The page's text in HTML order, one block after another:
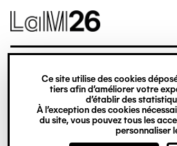
Gestion des cookies
Ce site utilise des cookies
tiers afin d’améliorer votre
d’établir des
À l’exception des cookies
du site, vous pouvez tous les
personnaliser
contenu